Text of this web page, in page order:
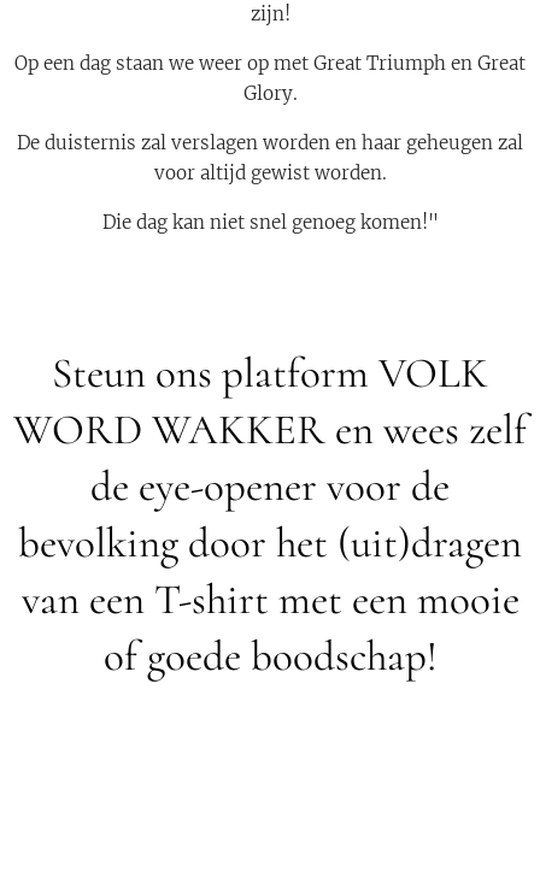
zijn!
Op een dag staan we weer op met Great Triumph en Great
Glory.
De duisternis zal verslagen worden en haar geheugen zal
voor altijd gewist worden.
Die dag kan niet snel genoeg komen!"
Steun ons platform VOLK
WORD WAKKER en wees zelf
de eye-opener voor de
bevolking door het (uit)dragen
van een T-shirt met een mooie
of goede boodschap!